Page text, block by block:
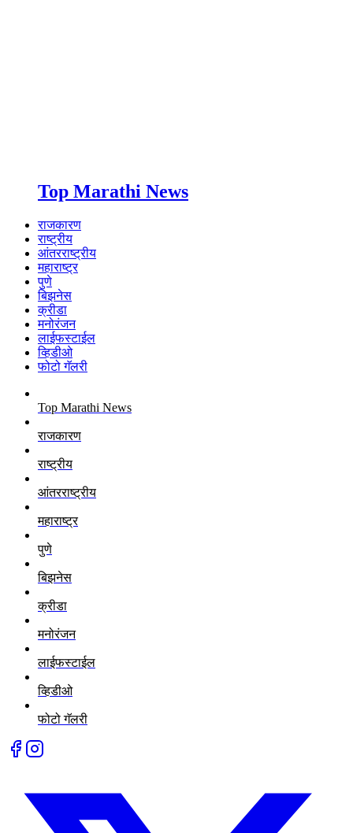
Top Marathi News
राजकारण
राष्ट्रीय
आंतरराष्ट्रीय
महाराष्ट्र
पुणे
बिझनेस
क्रीडा
मनोरंजन
लाईफस्टाईल
व्हिडीओ
फोटो गॅलरी
Top Marathi News
राजकारण
राष्ट्रीय
आंतरराष्ट्रीय
महाराष्ट्र
पुणे
बिझनेस
क्रीडा
मनोरंजन
लाईफस्टाईल
व्हिडीओ
फोटो गॅलरी